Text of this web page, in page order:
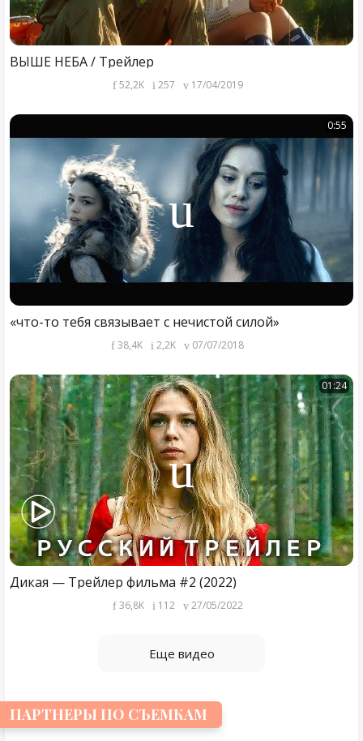
ВЫШЕ НЕБА / Трейлер
52,2K 257 17/04/2019
0:55
«что-то тебя связывает с нечистой силой»
38,4K 2,2K 07/07/2018
01:24
Дикая — Трейлер фильма #2 (2022)
36,8K 112 27/05/2022
Еще видео
ПАРТНЕРЫ ПО СЪЕМКАМ